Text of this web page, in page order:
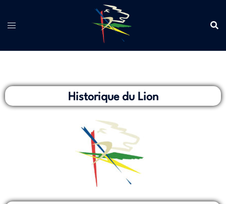
Historique du Lion